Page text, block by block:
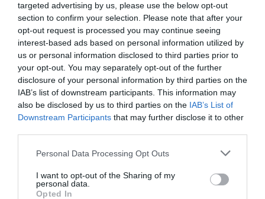
targeted advertising by us, please use the below opt-out
section to confirm your selection. Please note that after your
opt-out request is processed you may continue seeing
interest-based ads based on personal information utilized by
us or personal information disclosed to third parties prior to
your opt-out. You may separately opt-out of the further
disclosure of your personal information by third parties on the
IAB’s list of downstream participants. This information may
also be disclosed by us to third parties on the IAB’s List of
Downstream Participants that may further disclose it to other
Personal Data Processing Opt Outs
I want to opt-out of the Sharing of my
personal data.
Opted In